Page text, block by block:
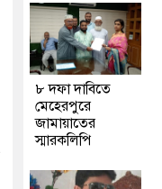
৮ দফা দাবিতে
মেহেরপুরে
জামায়াতের
স্মারকলিপি